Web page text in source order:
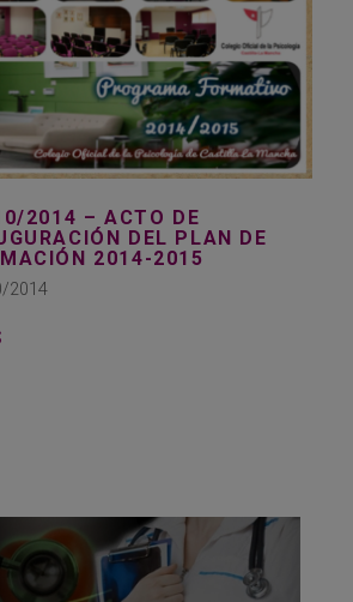
2014 – ACTO DE
DEL PLAN DE
2014-2015
2014